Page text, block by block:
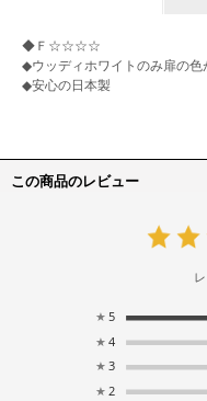
◆Ｆ☆☆☆☆
◆ウッディホワイトのみ扉の色
◆安心の日本製
この商品のレビュー
★ 5
★ 4
★ 3
★ 2